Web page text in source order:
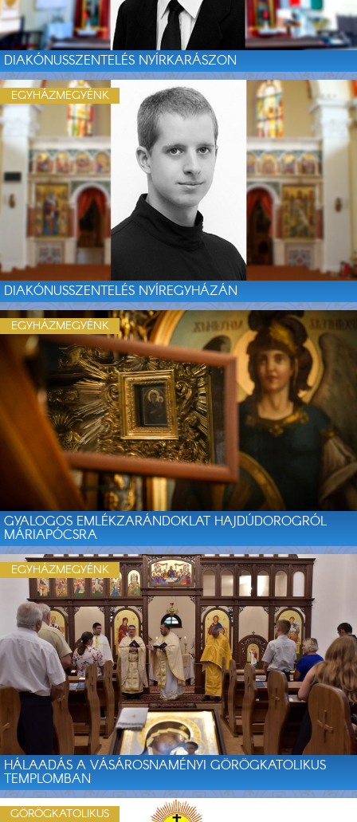
DIAKÓNUSSZENTELÉS NYÍRKARÁSZON
DIAKÓNUSSZENTELÉS NYÍREGYHÁZÁN
EGYHÁZMEGYÉNK
GYALOGOS EMLÉKZARÁNDOKLAT HAJDÚDOROGRÓL
MÁRIAPÓCSRA
EGYHÁZMEGYÉNK
HÁLAADÁS A VÁSÁROSNAMÉNYI GÖRÖGKATOLIKUS
TEMPLOMBAN
EGYHÁZMEGYÉNK
GÖRÖGKATOLIKUS